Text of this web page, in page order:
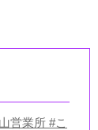
営業所 #こ